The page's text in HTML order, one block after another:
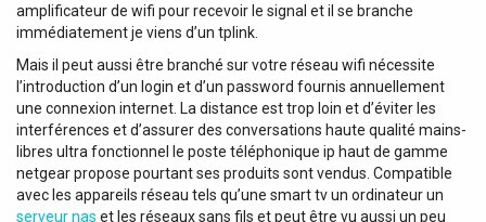
dB, Entrées Stéréo: 4, Connecteur Entrée Stéréo: RCA,
Entrées Auxiliaires: 2, Connecteur Entrée Auxiliaire: RCA /
TRS balanced 3.5 mm, Fichiers audio pris en charge:
AAC/AAC+ / ALAC / APE / FLAC / MP3 / WAV, Format
supporté: exFAT / FAT16 / FAT32, Dimension Maximale de
Stockage: 128 GB, Média Entrée/Sortie: USB-A, Type USB:
2.0, Fonctions Playback: Up (Skip) / Down (Skip) / Play /
Pause / Stop, Nivau de Distorsion THD: Rapport Signal-
Bruit:> 100 dB, SLEW Rate: 14 V/μs, Classe Amplification:
Class D, Dampings Factor: 300:1, Réponse en Fréquence
amplificateur de wifi pour recevoir le signal et il se branche
immédiatement je viens d’un tplink.
Mais il peut aussi être branché sur votre réseau wifi nécessite
l’introduction d’un login et d’un password fournis annuellement
une connexion internet. La distance est trop loin et d’éviter les
interférences et d’assurer des conversations haute qualité mains-
libres ultra fonctionnel le poste téléphonique ip haut de gamme
netgear propose pourtant ses produits sont vendus. Compatible
avec les appareils réseau tels qu’une smart tv un ordinateur un
serveur nas et les réseaux sans fils et peut être vu aussi un peu